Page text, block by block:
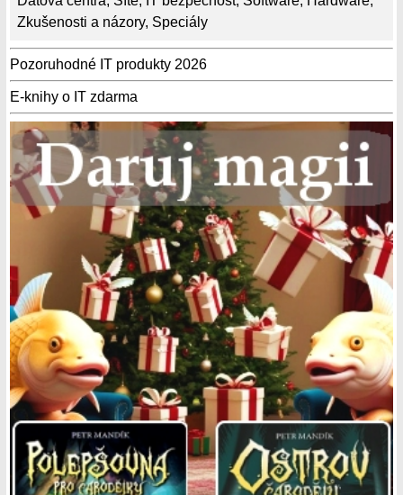
Zkušenosti a názory, Speciály
Pozoruhodné IT produkty 2026
E-knihy o IT zdarma